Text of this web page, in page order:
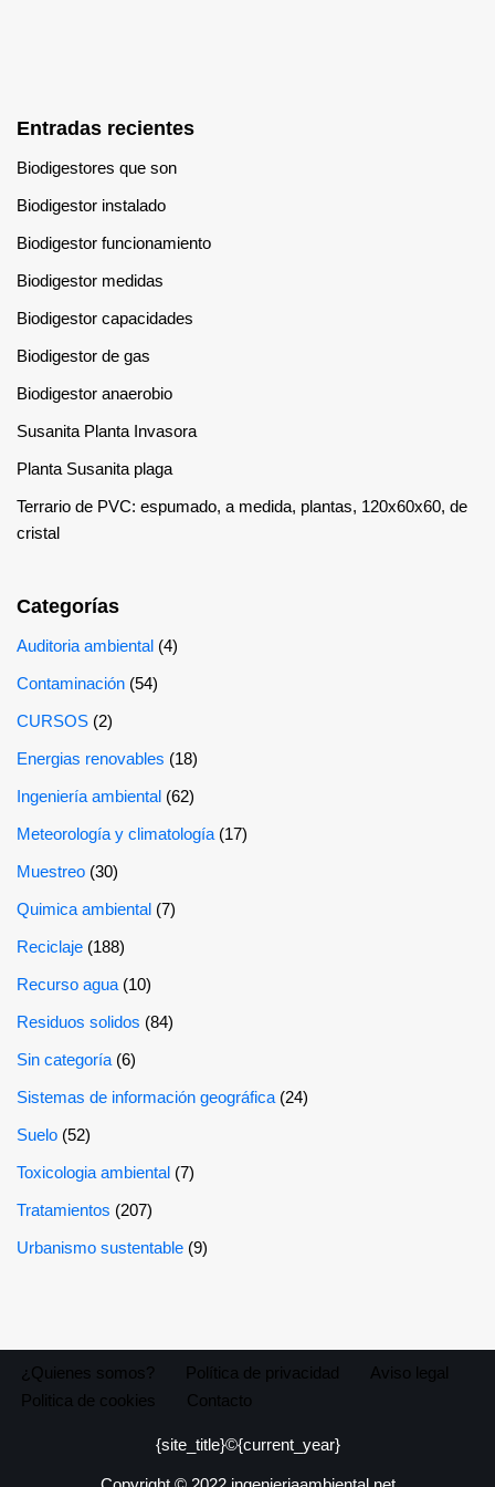
Entradas recientes
Biodigestores que son
Biodigestor instalado
Biodigestor funcionamiento
Biodigestor medidas
Biodigestor capacidades
Biodigestor de gas
Biodigestor anaerobio
Susanita Planta Invasora
Planta Susanita plaga
Terrario de PVC: espumado, a medida, plantas, 120x60x60, de
cristal
Categorías
Auditoria ambiental (4)
Contaminación (54)
CURSOS (2)
Energias renovables (18)
Ingeniería ambiental (62)
Meteorología y climatología (17)
Muestreo (30)
Quimica ambiental (7)
Reciclaje (188)
Recurso agua (10)
Residuos solidos (84)
Sin categoría (6)
Sistemas de información geográfica (24)
Suelo (52)
Toxicologia ambiental (7)
Tratamientos (207)
Urbanismo sustentable (9)
¿Quienes somos? Política de privacidad
Aviso legal
Politica de cookies
Contacto
{site_title}©{current_year}